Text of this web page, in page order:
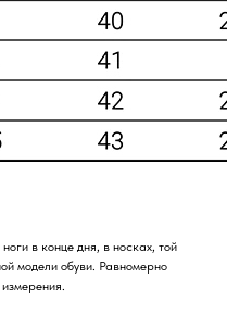
в конце дня, в носках, той
модели обуви. Равномерно